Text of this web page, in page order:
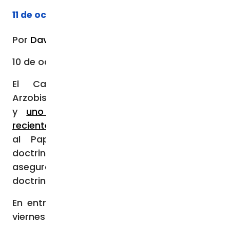
11 de octubre de 2023
Por David Ramos
10 de octubre de 2023 / 09:52 PM
El Cardenal Juan Sandoval Íñiguez,
Arzobispo Emérito de Guadalajara (México)
y uno de los cinco firmantes de los
recientes
al Papa Francisco sobre asuntos de
doctrina y disciplina en la Iglesia Católica,
aseguró que “un Sínodo no tiene autoridad
doctrinal (…) y el peligro es que se la den”.
En entrevista telefónica con ACI Prensa el
viernes 6 de octubre, el purpurado de 90